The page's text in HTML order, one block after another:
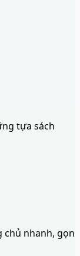
tựa sách
chủ nhanh, gọn